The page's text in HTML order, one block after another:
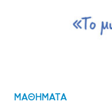
ΜΑΘΗΜΑΤΑ